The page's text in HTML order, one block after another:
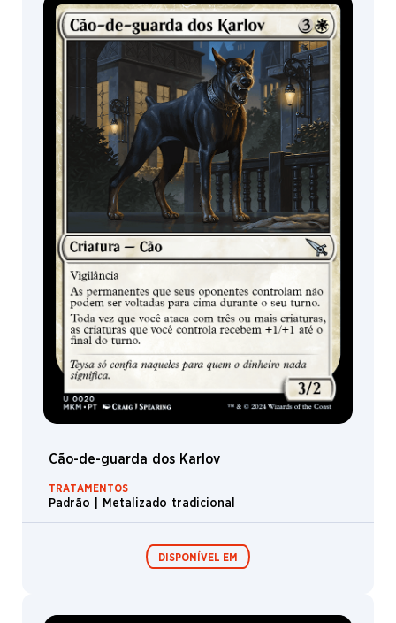
Expositor de
Booster /
Pacotes de Pré-
lançamento
Cão-de-guarda dos Karlov
TRATAMENTOS
Padrão | Metalizado tradicional
DISPONÍVEL EM